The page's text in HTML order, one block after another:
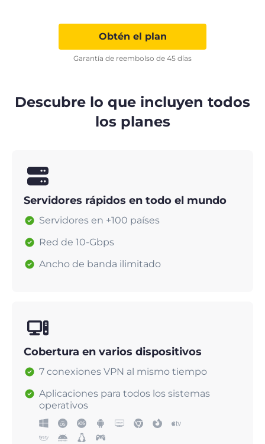
Obtén el plan
Garantía de reembolso de 45 días
Descubre lo que incluyen todos
los planes
Servidores rápidos en todo el mundo
Servidores en +100 países
Red de 10-Gbps
Ancho de banda ilimitado
Cobertura en varios dispositivos
7 conexiones VPN al mismo tiempo
Aplicaciones para todos los sistemas
operativos